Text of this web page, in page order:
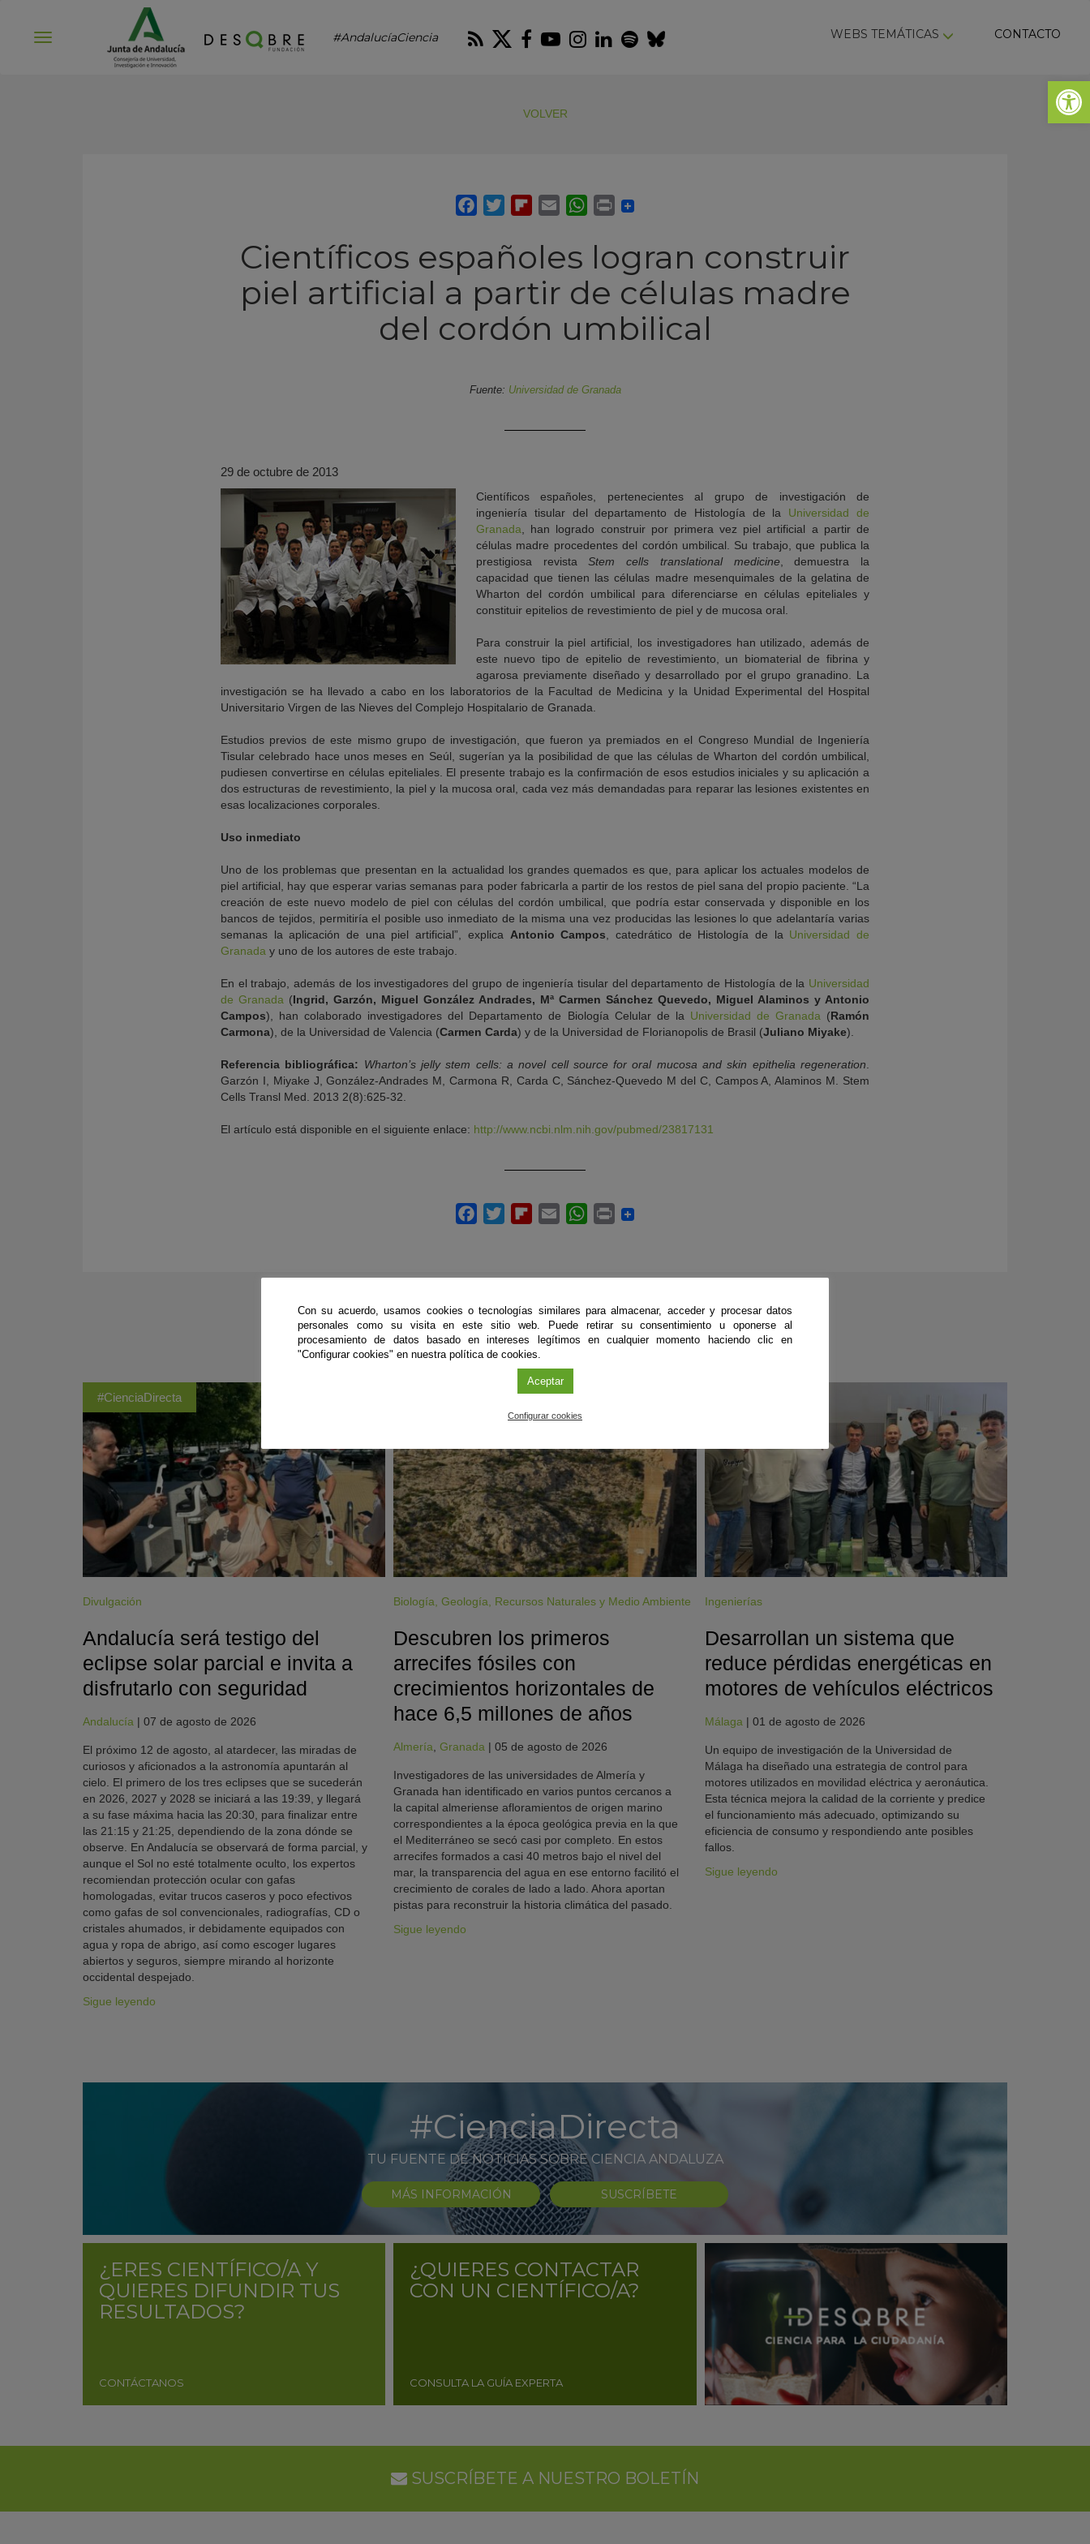
Abrir
#AndalucíaCiencia RSS Twitter
Facebook
Youtube
Instagram
LinkedIn
Spotify
Bluesky WEBS TEMÁTICAS CONTACTO
VOLVER
Científicos españoles logran construir
piel artificial a partir de células madre
del cordón umbilical
Fuente: Universidad de Granada
29 de octubre de 2013
Científicos españoles, pertenecientes al grupo de investigación de
ingeniería tisular del departamento de Histología de la Universidad de
Granada , han logrado construir por primera vez piel artificial a partir de
células madre procedentes del cordón umbilical. Su trabajo, que publica la
prestigiosa revistaStem cells translational medicine , demuestra la
capacidad que tienen las células madre mesenquimales de la gelatina de
Wharton del cordón umbilical para diferenciarse en células epiteliales y
constituir epitelios de revestimiento de piel y de mucosa oral.
Para construir la piel artificial, los investigadores han utilizado, además de
este nuevo tipo de epitelio de revestimiento, un biomaterial de fibrina y
agarosa previamente diseñado y desarrollado por el grupo granadino. La
investigación se ha llevado a cabo en los laboratorios de la Facultad de Medicina y la Unidad Experimental del Hospital
Universitario Virgen de las Nieves del Complejo Hospitalario de Granada.
Estudios previos de este mismo grupo de investigación, que fueron ya premiados en el Congreso Mundial de Ingeniería
Tisular celebrado hace unos meses en Seúl, sugerían ya la posibilidad de que las células de Wharton del cordón umbilical,
pudiesen convertirse en células epiteliales. El presente trabajo es la confirmación de esos estudios iniciales y su aplicación a
dos estructuras de revestimiento, la piel y la mucosa oral, cada vez más demandadas para reparar las lesiones existentes en
esas localizaciones corporales.
Uso inmediato
Uno de los problemas que presentan en la actualidad los grandes quemados es que, para aplicar los actuales modelos de
piel artificial, hay que esperar varias semanas para poder fabricarla a partir de los restos de piel sana del propio paciente. “La
creación de este nuevo modelo de piel con células del cordón umbilical, que podría estar conservada y disponible en los
bancos de tejidos, permitiría el posible uso inmediato de la misma una vez producidas las lesiones lo que adelantaría varias
semanas la aplicación de una piel artificial”, explica Antonio Campos , catedrático de Histología de la Universidad de
Granada y uno de los autores de este trabajo.
En el trabajo, además de los investigadores del grupo de ingeniería tisular del departamento de Histología de la Universidad
de Granada (Ingrid, Garzón, Miguel González Andrades, Mª Carmen Sánchez Quevedo, Miguel Alaminos y Antonio
Campos), han colaborado investigadores del Departamento de Biología Celular de la Universidad de Granada (Ramón
Carmona), de la Universidad de Valencia (Carmen Carda) y de la Universidad de Florianopolis de Brasil (Juliano Miyake).
Referencia bibliográfica: Wharton’s jelly stem cells: a novel cell source for oral mucosa and skin epithelia regeneration
Garzón I, Miyake J, González-Andrades M, Carmona R, Carda C, Sánchez-Quevedo M del C, Campos A, Alaminos M. Stem
Cells Transl Med. 2013 2(8):625-32.
El artículo está disponible en el siguiente enlace: http://www.ncbi.nlm.nih.gov/pubmed/23817131
ÚLTIMAS PUBLICACIONES
#CienciaDirecta
Divulgación
Andalucía será testigo del
eclipse solar parcial e invita a
disfrutarlo con seguridad
Andalucía | 07 de agosto de 2026
El próximo 12 de agosto, al atardecer, las miradas de
curiosos y aficionados a la astronomía apuntarán al
cielo. El primero de los tres eclipses que se sucederán
en 2026, 2027 y 2028 se iniciará a las 19:39, y llegará
a su fase máxima hacia las 20:30, para finalizar entre
las 21:15 y 21:25, dependiendo de la zona dónde se
observe. En Andalucía se observará de forma parcial, y
aunque el Sol no esté totalmente oculto, los expertos
recomiendan protección ocular con gafas
homologadas, evitar trucos caseros y poco efectivos
como gafas de sol convencionales, radiografías, CD o
cristales ahumados, ir debidamente equipados con
agua y ropa de abrigo, así como escoger lugares
abiertos y seguros, siempre mirando al horizonte
occidental despejado.
Sigue leyendo
Biología ,Geología Recursos Naturales y Medio Ambiente
Descubren los primeros
arrecifes fósiles con
crecimientos horizontales de
hace 6,5 millones de años
Almería ,Granada |05 de agosto de 2026
Investigadores de las universidades de Almería y
Granada han identificado en varios puntos cercanos a
la capital almeriense afloramientos de origen marino
correspondientes a la época geológica previa en la que
el Mediterráneo se secó casi por completo. En estos
arrecifes formados a casi 40 metros bajo el nivel del
mar, la transparencia del agua en ese entorno facilitó el
crecimiento de corales de lado a lado. Ahora aportan
pistas para reconstruir la historia climática del pasado.
Sigue leyendo
Ingenierías
Desarrollan un sistema que
reduce pérdidas energéticas en
motores de vehículos eléctricos
Málaga | 01 de agosto de 2026
Un equipo de investigación de la Universidad de
Málaga ha diseñado una estrategia de control para
motores utilizados en movilidad eléctrica y aeronáutica.
Esta técnica mejora la calidad de la corriente y predice
el funcionamiento más adecuado, optimizando su
eficiencia de consumo y respondiendo ante posibles
fallos.
Sigue leyendo
#CienciaDirecta
TU FUENTE DE NOTICIAS SOBRE CIENCIA ANDALUZA
MÁS INFORMACIÓN SUSCRÍBETE
¿ERES CIENTÍFICO/A Y
QUIERES DIFUNDIR TUS
RESULTADOS?
CONTÁCTANOS
¿QUIERES CONTACTAR
CON UN CIENTÍFICO/A?
CONSULTA LA GUÍA EXPERTA
SUSCRÍBETE A NUESTRO BOLETÍN
Con su acuerdo, usamos cookies o tecnologías similares para almacenar, acceder y procesar datos
personales como su visita en este sitio web. Puede retirar su consentimiento u oponerse al
procesamiento de datos basado en intereses legítimos en cualquier momento haciendo clic en
"Configurar cookies" en nuestra política de cookies.
Aceptar
Configurar cookies